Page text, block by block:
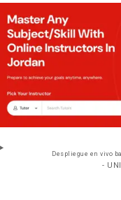
Despliegue en vivo
-